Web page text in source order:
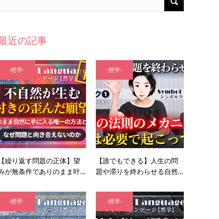
近の記事
-然学-
【繰り返す問題の正体】望
が無条件でありのまま叶…
-然学-
【誰でもできる】人生の問
題や滞りを終わらせる自然…
-然学- -然学-